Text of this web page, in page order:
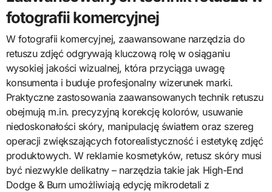
fotografii komercyjnej
W fotografii komercyjnej, zaawansowane narzędzia do
retuszu zdjęć odgrywają kluczową rolę w osiąganiu
wysokiej jakości wizualnej, która przyciąga uwagę
konsumenta i buduje profesjonalny wizerunek marki.
Praktyczne zastosowania zaawansowanych technik retuszu
obejmują m.in. precyzyjną korekcję kolorów, usuwanie
niedoskonałości skóry, manipulację światłem oraz szereg
operacji zwiększających fotorealistyczność i estetykę zdjęć
produktowych. W reklamie kosmetyków, retusz skóry musi
być niezwykle delikatny – narzędzia takie jak High-End
Dodge & Burn umożliwiają edycję mikrodetali z